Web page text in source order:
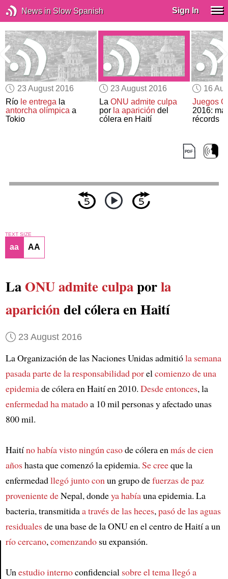
News in Slow Spanish Sign In
23 August 2016
Río le entrega la
antorcha olímpica a
Tokio
23 August 2016
La ONU admite culpa
por la aparición del
cólera en Haití
16
Juegos
2016:
récords
Article
TEXT SIZE
aa AA
La ONUadmite culpaporla
aparicióndel cólera en Haití
23 August 2016
La Organización de las Naciones Unidas admitióla semana
pasadaparte de la responsabilidad porelcomienzo de una
epidemiade cólera en Haití en 2010. Desde entonces, la
enfermedad ha matadoa 10 mil personas y afectado unas
800 mil.
Haitíno había visto ningún casode cólera enmás de cien
añoshasta que comenzó la epidemia. Se creeque la
enfermedadllegó junto conun grupo defuerzas de paz
proveniente deNepal, dondeya habíauna epidemia. La
bacteria, transmitidaa través de las heces,pasó de las aguas
residualesde una base de la ONU en el centro de Haití a un
río cercano,comenzandosu expansión.
Unestudio internoconfidencial sobre el temallegóa